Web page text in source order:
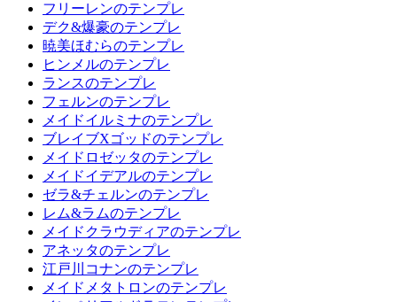
フリーレンのテンプレ
デク&爆豪のテンプレ
暁美ほむらのテンプレ
ヒンメルのテンプレ
ランスのテンプレ
フェルンのテンプレ
メイドイルミナのテンプレ
ブレイブXゴッドのテンプレ
メイドロゼッタのテンプレ
メイドイデアルのテンプレ
ゼラ&チェルンのテンプレ
レム&ラムのテンプレ
メイドクラウディアのテンプレ
アネッタのテンプレ
江戸川コナンのテンプレ
メイドメタトロンのテンプレ